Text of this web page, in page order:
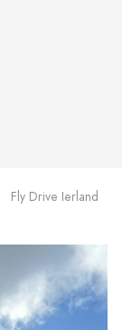
Fly Drive Ierland